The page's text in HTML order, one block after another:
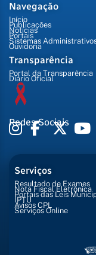
Navegação
Início
Publicações
Notícias
Portais
Sistemas
Ouvidoria
Transparência
Portal da Transparência
Diário Oficial
Redes Sociais
Serviços
Resultado de Exames
Nota Fiscal Eletrônica
Portais das Leis
IPTU
Avisos CPL
Serviços Online